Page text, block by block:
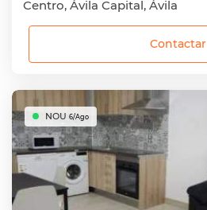
Centro, Ávila Capital, Ávila
Contactar
NOU 6/Ago